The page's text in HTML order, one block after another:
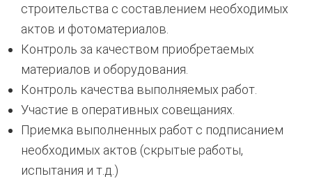
строительства с составлением необходимых
актов и фотоматериалов.
Контроль за качеством приобретаемых
материалов и оборудования.
Контроль качества выполняемых работ.
Участие в оперативных совещаниях.
Приемка выполненных работ с подписанием
необходимых актов (скрытые работы,
испытания и т.д.)